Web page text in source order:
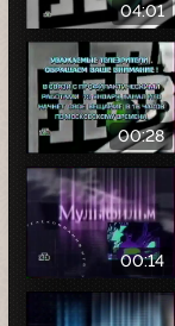
04:01
00:28
00:14